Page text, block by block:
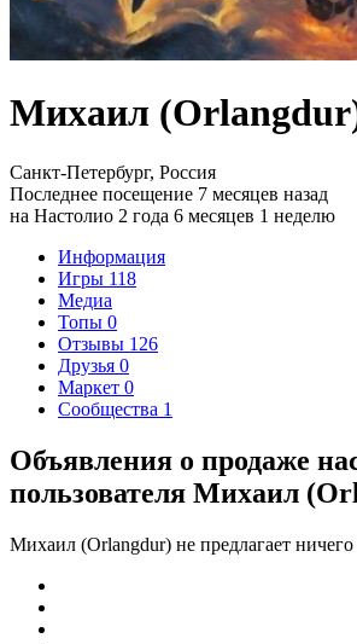
Михаил
Санкт-Петербург, Россия
Последнее посещение 7 месяцев назад
на Настолио 2 года 6 месяцев 1 неделю
Информация
Игры 118
Медиа
Топы 0
Отзывы 126
Друзья 0
Маркет 0
Сообщества 1
Объявления о продаже
пользователя Михаил
Михаил (Orlangdur) не предлагает